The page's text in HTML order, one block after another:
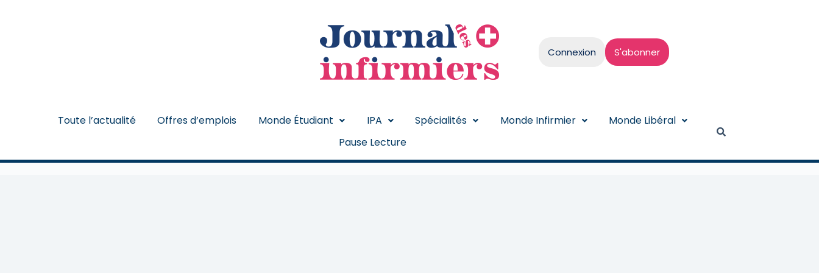
Connexion S'abonner
Toute l’actualité Offres d’emplois Monde Étudiant IPA Spécialités Monde Infirmier
Monde Libéral
Pause Lecture